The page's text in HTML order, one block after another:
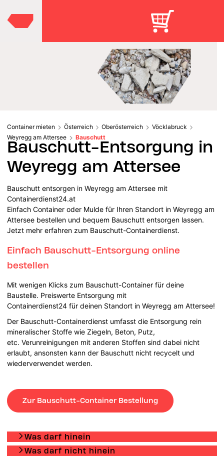
Container mieten Österreich Oberösterreich
Vöcklabruck
Weyregg am Attersee
Bauschutt
Bauschutt-Entsorgung in
Weyregg am Attersee
Bauschutt entsorgen in Weyregg am Attersee mit
Containerdienst24.at
Einfach Container oder Mulde für Ihren Standort in Weyregg am
Attersee bestellen und bequem Bauschutt entsorgen lassen.
Jetzt mehr erfahren zum Bauschutt-Containerdienst.
Einfach Bauschutt-Entsorgung online
bestellen
Mit wenigen Klicks zum Bauschutt-Container für deine
Baustelle. Preiswerte Entsorgung mit
Containerdienst24 für deinen Standort in Weyregg am Attersee!
Der Bauschutt-Containerdienst umfasst die Entsorgung rein
mineralischer Stoffe wie Ziegeln, Beton, Putz,
etc. Verunreinigungen mit anderen Stoffen sind dabei nicht
erlaubt, ansonsten kann der Bauschutt nicht recycelt und
wiederverwendet werden.
Zur Bauschutt-Container Bestellung
Was darf hinein
Was darf nicht hinein